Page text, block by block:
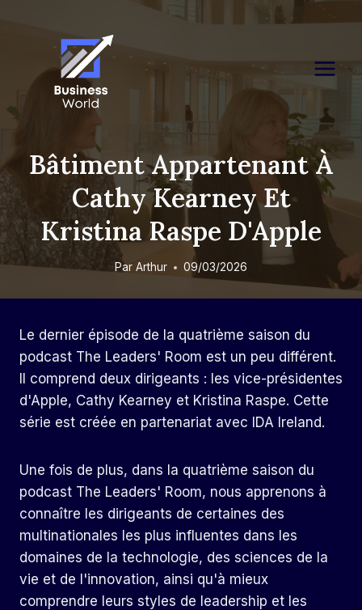
Bâtiment Appartenant À
Cathy Kearney Et
Kristina Raspe D'Apple
Par Arthur 09/03/2026
Le dernier épisode de la quatrième saison du
podcast The Leaders' Room est un peu différent.
Il comprend deux dirigeants : les vice-présidentes
d'Apple, Cathy Kearney et Kristina Raspe. Cette
série est créée en partenariat avec IDA Ireland.
Une fois de plus, dans la quatrième saison du
podcast The Leaders' Room, nous apprenons à
connaître les dirigeants de certaines des
multinationales les plus influentes dans les
domaines de la technologie, des sciences de la
vie et de l'innovation, ainsi qu'à mieux
comprendre leurs styles de leadership et les